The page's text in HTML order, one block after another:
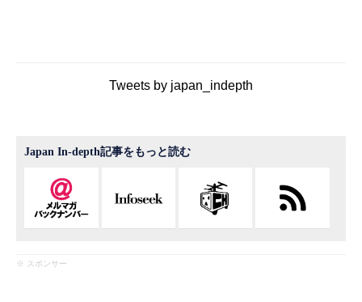
Tweets by japan_indepth
Japan In-depth記事をもっと読む
※ スポンサー